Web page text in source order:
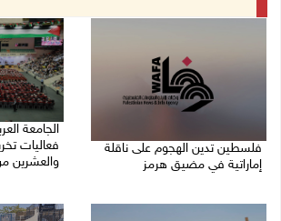
فلسطين تدين الهجوم على ناقلة
إماراتية في مضيق هرمز
الجامعة
فعاليات
والعشرين